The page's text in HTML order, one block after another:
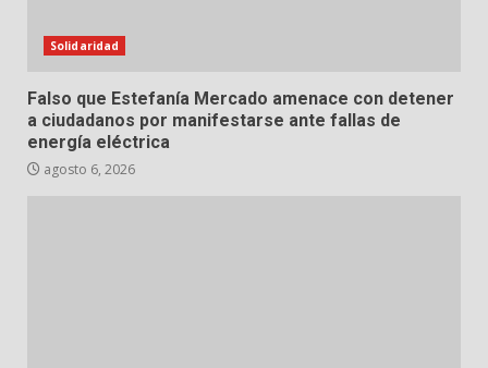
Solidaridad
Falso que Estefanía Mercado amenace con detener
a ciudadanos por manifestarse ante fallas de
energía eléctrica
agosto 6, 2026